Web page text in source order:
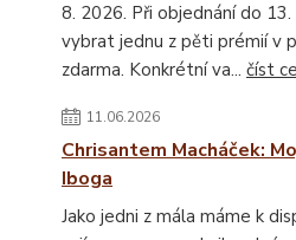
8. 2026. Při objednání do
vybrat jednu z pěti prémií v
zdarma. Konkrétní va... číst
11.06.2026
Chrisantem Macháček:
Iboga
Jako jedni z mála máme k